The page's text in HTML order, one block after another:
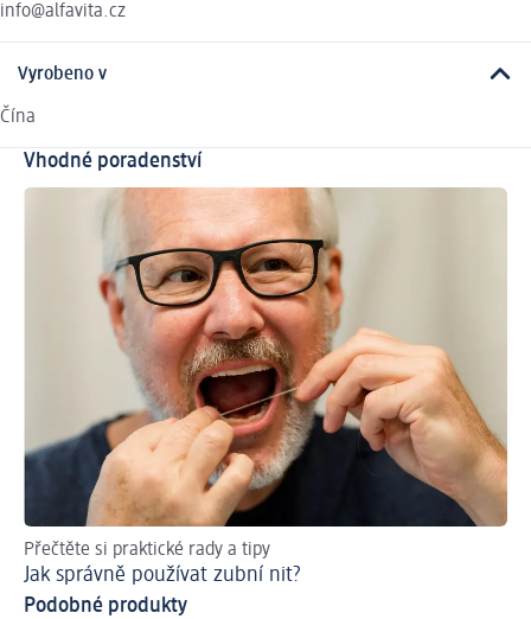
info@alfavita.cz
Vyrobeno v
Čína
Vhodné poradenství
Přečtěte si praktické rady a tipy
Jak správně používat zubní nit?
Podobné produkty